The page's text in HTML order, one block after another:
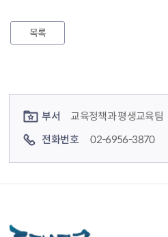
목록
부서
교육정책과 평생교육팀
전화번호
02-6956-3870